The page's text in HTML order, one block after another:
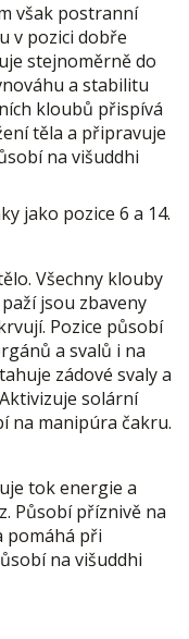
však postranní
v pozici dobře
stejnoměrně do
a stabilitu
kloubů přispívá
těla a připravuje
na višuddhi
jako pozice 6 a 14.
Všechny klouby
jsou zbaveny
Pozice působí
a svalů i na
zádové svaly a
solární
na manipúra čakru.
tok energie a
Působí příznivě na
pomáhá při
na višuddhi